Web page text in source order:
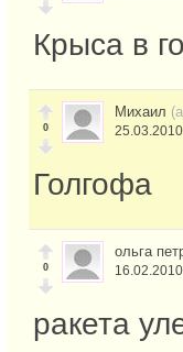
Крыса в
0
Михаил
Голгофа
0
ольга
ракета